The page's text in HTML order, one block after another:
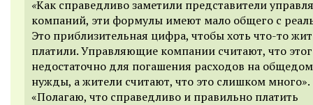
«Как справедливо заметили представители
компаний, эти формулы имеют мало общего с
Это приблизительная цифра, чтобы хоть что-то
платили. Управляющие компании считают, что
недостаточно для погашения расходов на
нужды, а жители считают, что это слишком много».
«Полагаю, что справедливо и правильно платить